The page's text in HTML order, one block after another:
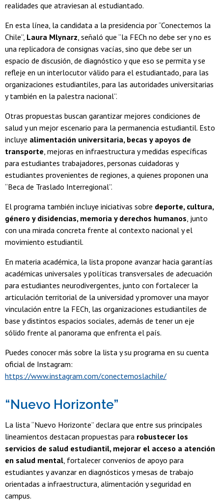
realidades que atraviesan al estudiantado.
En esta línea, la candidata a la presidencia por “Conectemos la
Chile”, Laura Mlynarz, señaló que “la FECh no debe ser y no es
una replicadora de consignas vacías, sino que debe ser un
espacio de discusión, de diagnóstico y que eso se permita y se
refleje en un interlocutor válido para el estudiantado, para las
organizaciones estudiantiles, para las autoridades universitarias
y también en la palestra nacional”.
Otras propuestas buscan garantizar mejores condiciones de
salud y un mejor escenario para la permanencia estudiantil. Esto
incluye alimentación universitaria, becas y apoyos de
transporte, mejoras en infraestructura y medidas específicas
para estudiantes trabajadores, personas cuidadoras y
estudiantes provenientes de regiones, a quienes proponen una
“Beca de Traslado Interregional”.
El programa también incluye iniciativas sobre deporte, cultura,
género y disidencias, memoria y derechos humanos, junto
con una mirada concreta frente al contexto nacional y el
movimiento estudiantil.
En materia académica, la lista propone avanzar hacia garantías
académicas universales y políticas transversales de adecuación
para estudiantes neurodivergentes, junto con fortalecer la
articulación territorial de la universidad y promover una mayor
vinculación entre la FECh, las organizaciones estudiantiles de
base y distintos espacios sociales, además de tener un eje
sólido frente al panorama que enfrenta el país.
Puedes conocer más sobre la lista y su programa en su cuenta
oficial de Instagram:
https://www.instagram.com/conectemoslachile/
“Nuevo Horizonte”
La lista “Nuevo Horizonte” declara que entre sus principales
lineamientos destacan propuestas para robustecer los
servicios de salud estudiantil, mejorar el acceso a atención
en salud mental, fortalecer convenios de apoyo para
estudiantes y avanzar en diagnósticos y mesas de trabajo
orientadas a infraestructura, alimentación y seguridad en
campus.